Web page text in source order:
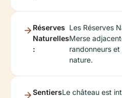
Réserves
Naturelles
:
Les Réserves
Merse
randonneurs
nature.
SentiersLe château est